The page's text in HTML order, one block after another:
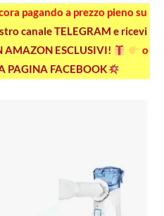
pagando a prezzo pieno su
canale TELEGRAM e ricevi
AMAZON ESCLUSIVI!
o
PAGINA FACEBOOK